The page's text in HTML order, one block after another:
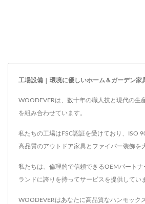
工場設備 | 環境に優しいホーム＆ガーデン家
WOODEVERは、数十年の職人技と現代の生
を組み合わせています。
私たちの工場はFSC認証を受けており、ISO
高品質のアウトドア家具とファイバー装飾を
私たちは、倫理的で信頼できるOEMパート
ランドに誇りを持ってサービスを提供してい
WOODEVERはあなたに高品質なハンモック